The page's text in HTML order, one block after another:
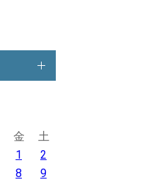
金
土
1
2
8
9